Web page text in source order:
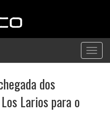
dos
Larios para o